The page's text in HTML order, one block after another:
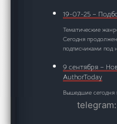
19-07-25 –
Тематические
Сегодня
подписчиками под
9 сентября –
AuthorToday
Вышедшие сегодня
фантастического
элементами
telegram: